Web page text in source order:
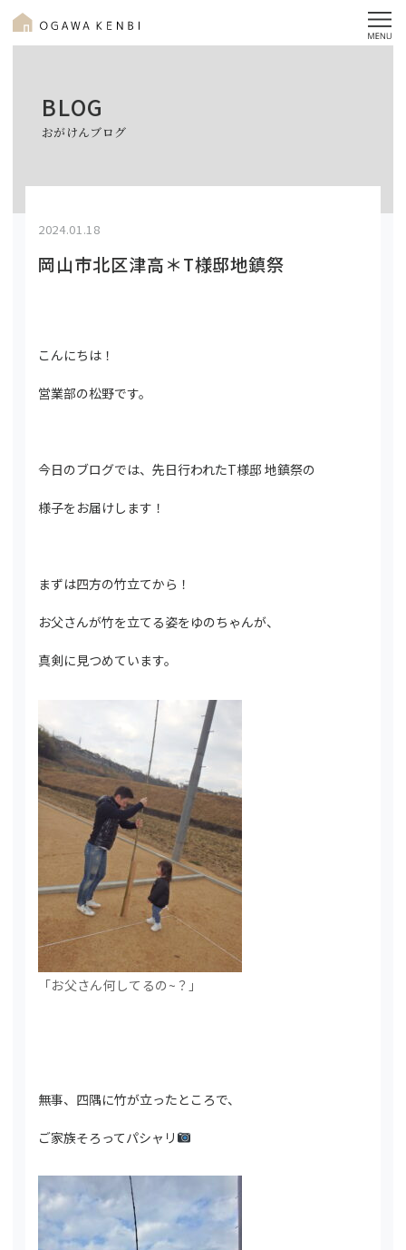
BLOG
おがけんブログ
2024.01.18
岡山市北区津高＊T様邸地鎮祭
こんにちは！
営業部の松野です。
今日のブログでは、先日行われたT様邸 地鎮祭の
様子をお届けします！
まずは四方の竹立てから！
お父さんが竹を立てる姿をゆのちゃんが、
真剣に見つめています。
「お父さん何してるの~？」
無事、四隅に竹が立ったところで、
ご家族そろってパシャリ